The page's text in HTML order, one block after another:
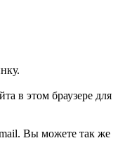
в этом браузере для
Вы можете так же